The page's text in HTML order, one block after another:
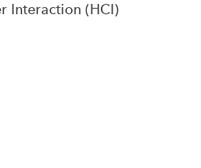
Interaction (HCI)